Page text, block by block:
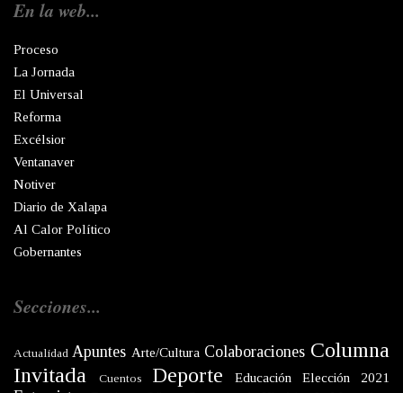
En la web...
Proceso
La Jornada
El Universal
Reforma
Excélsior
Ventanaver
Notiver
Diario de Xalapa
Al Calor Político
Gobernantes
Secciones...
Actualidad Apuntes Arte/Cultura Colaboraciones Columna
Invitada
Cuentos Deporte Educación Elección 2021